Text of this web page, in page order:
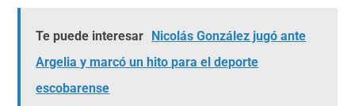
Te puede interesar Nicolás González jugó ante
Argelia y marcó un hito para el deporte
escobarense